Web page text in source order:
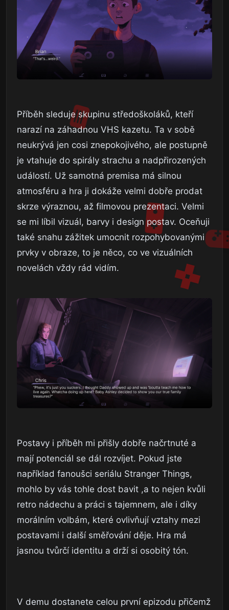
Příběh sleduje skupinu středoškoláků, kteří
narazí na záhadnou VHS kazetu. Ta v sobě
neukrývá jen cosi znepokojivého, ale postupně
je vtahuje do spirály strachu a nadpřirozených
událostí. Už samotná premisa má silnou
atmosféru a hra ji dokáže velmi dobře prodat
skrze výraznou, až filmovou prezentaci. Velmi
se mi líbil vizuál, barvy i design postav. Oceňuji
také snahu zážitek umocnit rozpohybovanými
prvky v obraze, to je něco, co ve vizuálních
novelách vždy rád vidím.
Postavy i příběh mi přišly dobře načrtnuté a
mají potenciál se dál rozvíjet. Pokud jste
například fanoušci seriálu Stranger Things,
mohlo by vás tohle dost bavit ,a to nejen kvůli
retro nádechu a práci s tajemnem, ale i díky
morálním volbám, které ovlivňují vztahy mezi
postavami i další směřování děje. Hra má
jasnou tvůrčí identitu a drží si osobitý tón.
V demu dostanete celou první epizodu přičemž